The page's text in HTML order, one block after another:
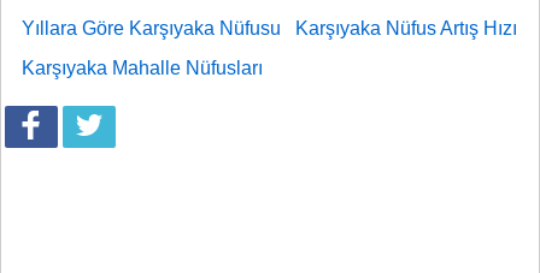
Yıllara Göre Karşıyaka Nüfusu
Karşıyaka Nüfus Artış Hızı
Karşıyaka Mahalle Nüfusları